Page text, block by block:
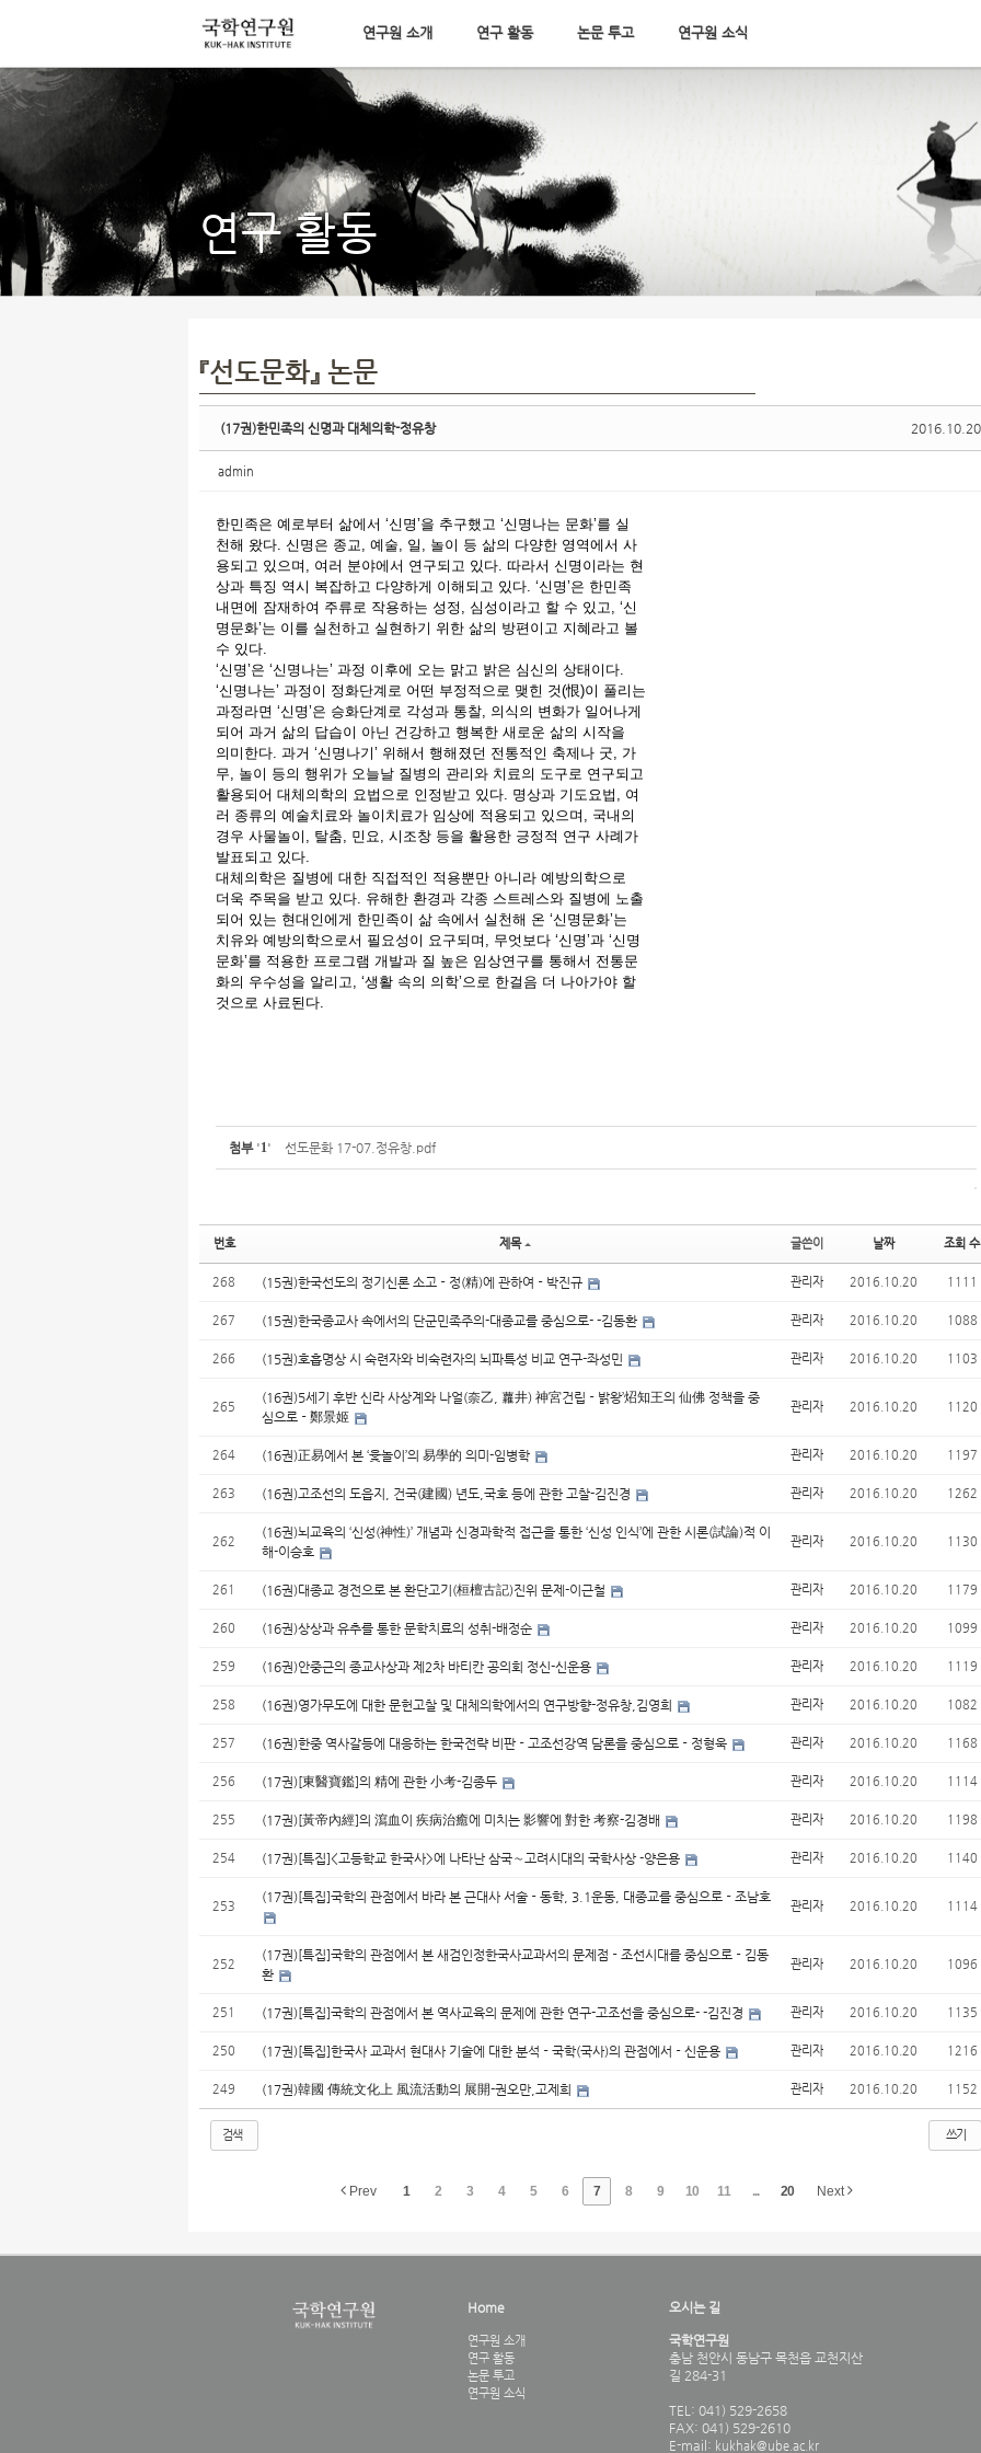
메뉴 건너뛰기
연구원 소개 연구 활동 논문 투고 연구원 소식
연구 활동
『선도문화』 논문
2016.10.20
(17권)한민족의 신명과 대체의학-정유창
admin
한민족은 예로부터 삶에서 ‘신명’을 추구했고 ‘신명나는 문화’를 실
천해 왔다. 신명은 종교, 예술, 일, 놀이 등 삶의 다양한 영역에서 사
용되고 있으며, 여러 분야에서 연구되고 있다. 따라서 신명이라는 현
상과 특징 역시 복잡하고 다양하게 이해되고 있다. ‘신명’은 한민족
내면에 잠재하여 주류로 작용하는 성정, 심성이라고 할 수 있고, ‘신
명문화’는 이를 실천하고 실현하기 위한 삶의 방편이고 지혜라고 볼
수 있다.
‘신명’은 ‘신명나는’ 과정 이후에 오는 맑고 밝은 심신의 상태이다.
‘신명나는’ 과정이 정화단계로 어떤 부정적으로 맺힌 것(恨)이 풀리는
과정라면 ‘신명’은 승화단계로 각성과 통찰, 의식의 변화가 일어나게
되어 과거 삶의 답습이 아닌 건강하고 행복한 새로운 삶의 시작을
의미한다. 과거 ‘신명나기’ 위해서 행해졌던 전통적인 축제나 굿, 가
무, 놀이 등의 행위가 오늘날 질병의 관리와 치료의 도구로 연구되고
활용되어 대체의학의 요법으로 인정받고 있다. 명상과 기도요법, 여
러 종류의 예술치료와 놀이치료가 임상에 적용되고 있으며, 국내의
경우 사물놀이, 탈춤, 민요, 시조창 등을 활용한 긍정적 연구 사례가
발표되고 있다.
대체의학은 질병에 대한 직접적인 적용뿐만 아니라 예방의학으로
더욱 주목을 받고 있다. 유해한 환경과 각종 스트레스와 질병에 노출
되어 있는 현대인에게 한민족이 삶 속에서 실천해 온 ‘신명문화’는
치유와 예방의학으로서 필요성이 요구되며, 무엇보다 ‘신명’과 ‘신명
문화’를 적용한 프로그램 개발과 질 높은 임상연구를 통해서 전통문
화의 우수성을 알리고, ‘생활 속의 의학’으로 한걸음 더 나아가야 할
것으로 사료된다.
첨부 '1' 선도문화 17-07.정유창.pdf
번호 제목 글쓴이 날짜 조회 수
268 (15권)한국선도의 정기신론 소고－정(精)에 관하여－박진규 관리자 2016.10.20 1111
267 (15권)한국종교사 속에서의 단군민족주의-대종교를 중심으로- -김동환 관리자 2016.10.20 1088
266 (15권)호흡명상 시 숙련자와 비숙련자의 뇌파특성 비교 연구-좌성민 관리자 2016.10.20 1103
265
(16권)5세기 후반 신라 사상계와 나얼(奈乙, 蘿井) 神宮건립－밝왕’炤知王의 仙佛 정책을 중
심으로－鄭景姬
관리자 2016.10.20 1120
264 (16권)正易에서 본 ‘윷놀이’의 易學的 의미-임병학 관리자 2016.10.20 1197
263 (16권)고조선의 도읍지, 건국(建國) 년도,국호 등에 관한 고찰-김진경 관리자 2016.10.20 1262
262
(16권)뇌교육의 ‘신성(神性)’ 개념과 신경과학적 접근을 통한 ‘신성 인식’에 관한 시론(試論)적 이
해-이승호
관리자 2016.10.20 1130
261 (16권)대종교 경전으로 본 환단고기(桓檀古記)진위 문제-이근철 관리자 2016.10.20 1179
260 (16권)상상과 유추를 통한 문학치료의 성취-배정순 관리자 2016.10.20 1099
259 (16권)안중근의 종교사상과 제2차 바티칸 공의회 정신-신운용 관리자 2016.10.20 1119
258 (16권)영가무도에 대한 문헌고찰 및 대체의학에서의 연구방향-정유창,김영희 관리자 2016.10.20 1082
257 (16권)한중 역사갈등에 대응하는 한국전략 비판－고조선강역 담론을 중심으로－정형욱 관리자 2016.10.20 1168
256 (17권)[東醫寶鑑]의 精에 관한 小考-김종두 관리자 2016.10.20 1114
255 (17권)[黃帝內經]의 瀉血이 疾病治癒에 미치는 影響에 對한 考察-김경배 관리자 2016.10.20 1198
254 (17권)[특집]<고등학교 한국사>에 나타난 삼국∼고려시대의 국학사상 -양은용 관리자 2016.10.20 1140
253
(17권)[특집]국학의 관점에서 바라 본 근대사 서술－동학, 3.1운동, 대종교를 중심으로－조남호
관리자 2016.10.20 1114
252
(17권)[특집]국학의 관점에서 본 새검인정한국사교과서의 문제점－조선시대를 중심으로－김동
환
관리자 2016.10.20 1096
251 (17권)[특집]국학의 관점에서 본 역사교육의 문제에 관한 연구-고조선을 중심으로- -김진경 관리자 2016.10.20 1135
250 (17권)[특집]한국사 교과서 현대사 기술에 대한 분석－국학(국사)의 관점에서－신운용 관리자 2016.10.20 1216
249 (17권)韓國 傳統文化上 風流活動의 展開-권오만,고제희 관리자 2016.10.20 1152
검색 쓰기
Prev 1 2 3 4 5 6 7 8 9 10 11 ... 20 Next
Home
연구원 소개
연구 활동
논문 투고
연구원 소식
오시는 길
국학연구원
충남 천안시 동남구 목천읍 교천지산
길 284-31
TEL: 041) 529-2658
FAX: 041) 529-2610
E-mail: kukhak@ube.ac.kr
Sketchbook5, 스케치북5
Sketchbook5, 스케치북5